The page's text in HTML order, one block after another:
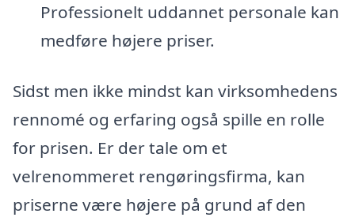
Professionelt uddannet personale kan
medføre højere priser.
Sidst men ikke mindst kan virksomhedens
rennomé og erfaring også spille en rolle
for prisen. Er der tale om et
velrenommeret rengøringsfirma, kan
priserne være højere på grund af den